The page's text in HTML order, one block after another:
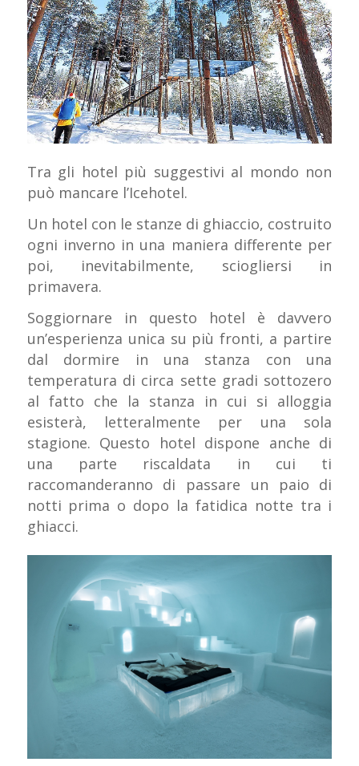
Tra gli hotel più suggestivi al mondo non
può mancare l’Icehotel.
Un hotel con le stanze di ghiaccio, costruito
ogni inverno in una maniera differente per
poi, inevitabilmente, sciogliersi in
primavera.
Soggiornare in questo hotel è davvero
un’esperienza unica su più fronti, a partire
dal dormire in una stanza con una
temperatura di circa sette gradi sottozero
al fatto che la stanza in cui si alloggia
esisterà, letteralmente per una sola
stagione. Questo hotel dispone anche di
una parte riscaldata in cui ti
raccomanderanno di passare un paio di
notti prima o dopo la fatidica notte tra i
ghiacci.